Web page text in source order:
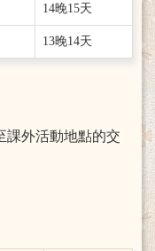
14晚15天
13晚14天
課外活動地點的交